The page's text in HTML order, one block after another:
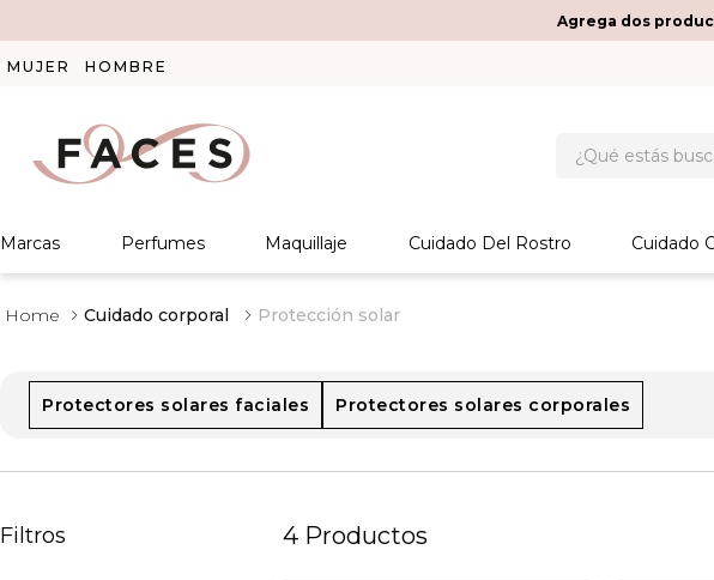
Agrega dos
MUJER HOMBRE
Marcas Perfumes Maquillaje Cuidado Del Rostro Cuidado
Cuidado corporal Protección solar
Protectores solares faciales Protectores solares corporales
Filtros 4 Productos